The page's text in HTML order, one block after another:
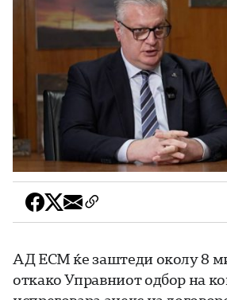
АД ЕСМ ќе заштеди околу 8
откако Управниот одбор на